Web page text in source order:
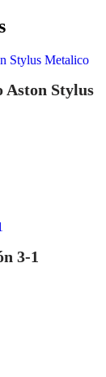
Aston Stylus
3-1